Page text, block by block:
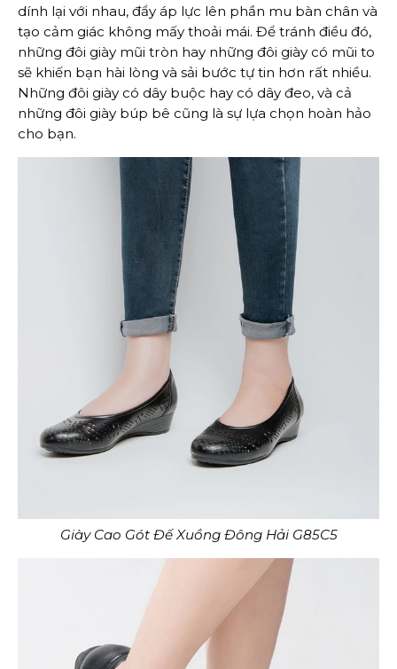
dính lại với nhau, đẩy áp lực lên phần mu bàn chân và
tạo cảm giác không mấy thoải mái. Để tránh điều đó,
những đôi giày mũi tròn hay những đôi giày có mũi to
sẽ khiến bạn hài lòng và sải bước tự tin hơn rất nhiều.
Những đôi giày có dây buộc hay có dây đeo, và cả
những đôi giày búp bê cũng là sự lựa chọn hoàn hảo
cho bạn.
Giày Cao Gót Đế Xuồng Đông Hải G85C5